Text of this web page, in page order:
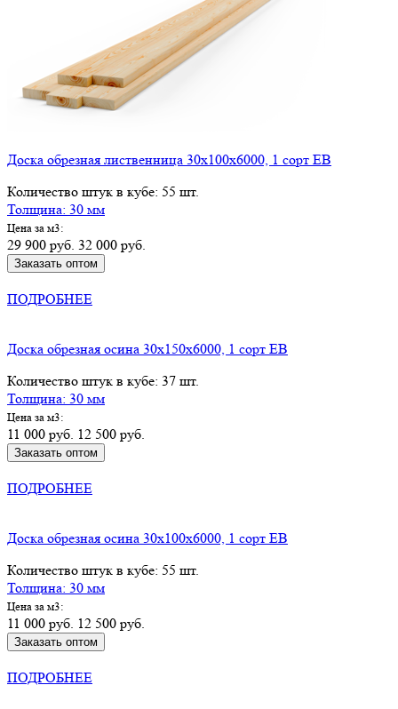
Доска обрезная лиственница 30х100х6000, 1 сорт ЕВ
Количество штук в кубе: 55 шт.
Толщина: 30 мм
Цена за м3:
29 900 руб. 32 000 руб.
Заказать оптом
ПОДРОБНЕЕ
Доска обрезная осина 30х150х6000, 1 сорт ЕВ
Количество штук в кубе: 37 шт.
Толщина: 30 мм
Цена за м3:
11 000 руб. 12 500 руб.
Заказать оптом
ПОДРОБНЕЕ
Доска обрезная осина 30х100х6000, 1 сорт ЕВ
Количество штук в кубе: 55 шт.
Толщина: 30 мм
Цена за м3:
11 000 руб. 12 500 руб.
Заказать оптом
ПОДРОБНЕЕ